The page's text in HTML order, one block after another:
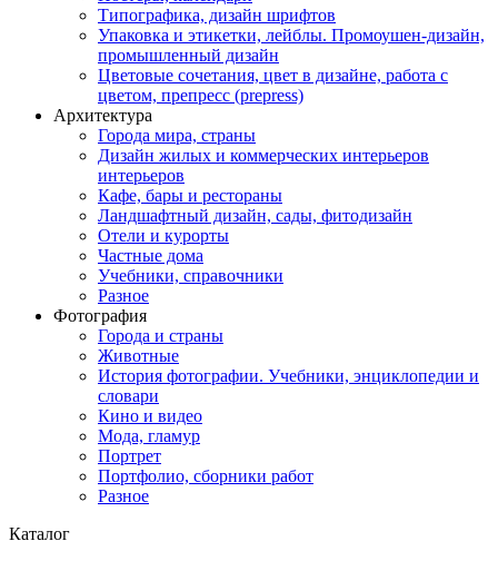
Типографика, дизайн шрифтов
Упаковка и этикетки, лейблы. Промоушен-дизайн,
промышленный дизайн
Цветовые сочетания, цвет в дизайне, работа с
цветом, препресс (prepress)
Архитектура
Города мира, страны
Дизайн жилых и коммерческих интерьеров
интерьеров
Кафе, бары и рестораны
Ландшафтный дизайн, сады, фитодизайн
Отели и курорты
Частные дома
Учебники, справочники
Разное
Фотография
Города и страны
Животные
История фотографии. Учебники, энциклопедии и
словари
Кино и видео
Мода, гламур
Портрет
Портфолио, сборники работ
Разное
Каталог